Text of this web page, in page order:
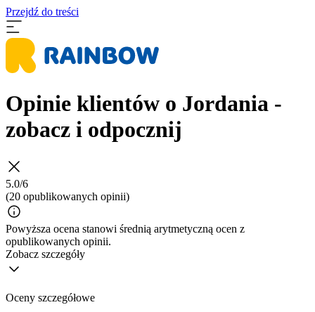
Przejdź do treści
Opinie klientów o Jordania -
zobacz i odpocznij
5.0/6
(20 opublikowanych opinii)
Powyższa ocena stanowi średnią arytmetyczną ocen z
opublikowanych opinii.
Zobacz szczegóły
Oceny szczegółowe